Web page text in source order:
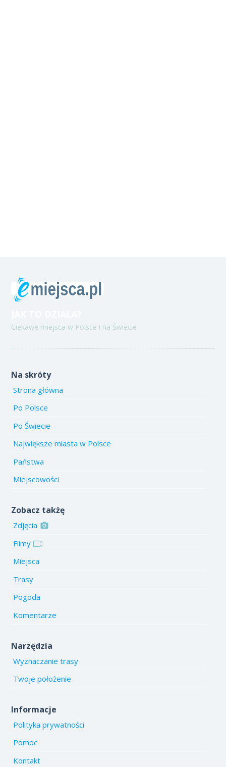
Ciekawe miejsca w Polsce i na Świecie
Na skróty
Strona główna
Po Polsce
Po Świecie
Największe miasta w Polsce
Państwa
Miejscowości
Zobacz takżę
Zdjęcia
Filmy
Miejsca
Trasy
Pogoda
Komentarze
Narzędzia
Wyznaczanie trasy
Twoje położenie
Informacje
Polityka prywatności
Pomoc
Kontakt